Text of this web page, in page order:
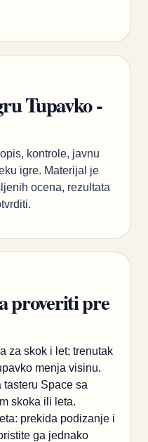
Tupavko -
kontrole, javnu
igre. Materijal je
ocena, rezultata
proveriti pre
za skok i let; trenutak
menja visinu.
tasteru Space sa
skoka ili leta.
prekida podizanje i
ga jednako